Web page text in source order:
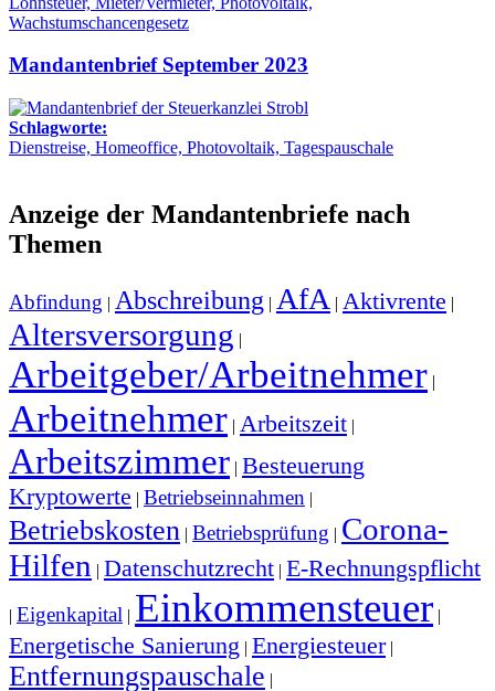
Wachstumschancengesetz
Mandantenbrief September 2023
Schlagworte:
Dienstreise, Homeoffice, Photovoltaik, Tagespauschale
Anzeige der Mandantenbriefe nach
Themen
Abfindung | Abschreibung | AfA | Aktivrente |
Altersversorgung |
Arbeitgeber/Arbeitnehmer |
Arbeitnehmer | Arbeitszeit |
Arbeitszimmer | Besteuerung
Kryptowerte | Betriebseinnahmen |
Betriebskosten | Betriebsprüfung | Corona-
Hilfen | Datenschutzrecht | E-Rechnungspflicht
| Eigenkapital | Einkommensteuer |
Energetische Sanierung | Energiesteuer|
Entfernungspauschale |